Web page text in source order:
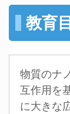
教育
物質のナ
互作用を
に大きな